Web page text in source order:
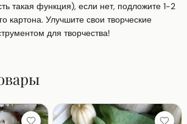
такая функция), если нет, подложите 1-2
картона. Улучшите свои творческие
для творчества!